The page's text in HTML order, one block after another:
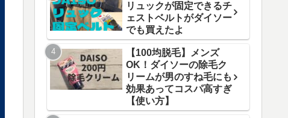
リュックが固定できるチ
ェストベルトがダイソー
でも買えたよ
【100均脱毛】メンズ
OK！ダイソーの除毛ク
リームが男のすね毛にも
効果あってコスパ高すぎ
【使い方】